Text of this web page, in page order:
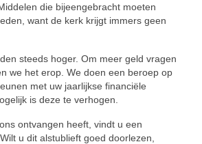
die bijeengebracht moeten
want de kerk krijgt immers geen
steeds hoger. Om meer geld vragen
we het erop. We doen een beroep op
met uw jaarlijkse financiële
is deze te verhogen.
ontvangen heeft, vindt u een
u dit alstublieft goed doorlezen,